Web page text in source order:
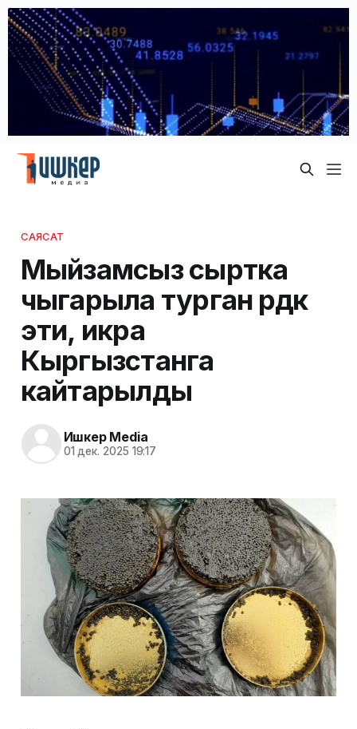
САЯСАТ
Мыйзамсыз сыртка
чыгарыла турган өрдөк
эти, икра
Кыргызстанга
кайтарылды
Ишкер Media
01 дек. 2025 19:17